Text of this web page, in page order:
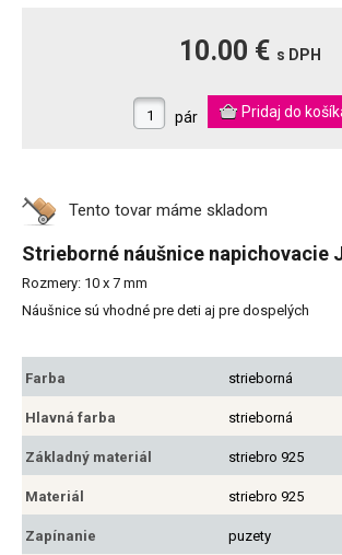
10.00 € s DPH
pár
Tento tovar máme skladom
Strieborné náušnice napichovacie
Rozmery: 10 x 7 mm
Náušnice sú vhodné pre deti aj pre dospelých
Farba strieborná
Hlavná farba strieborná
Základný materiál striebro 925
Materiál striebro 925
Zapínanie puzety